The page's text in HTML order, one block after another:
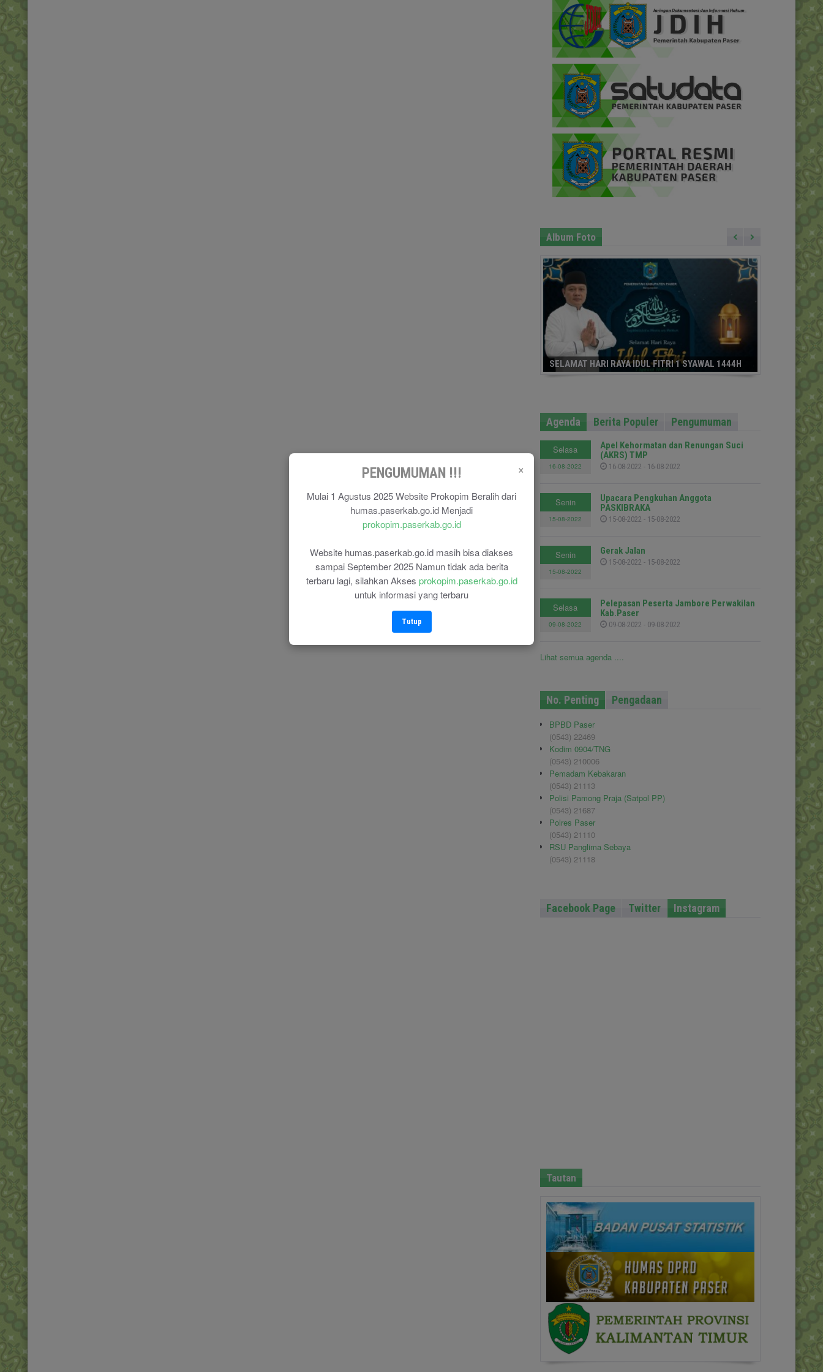
×
PENGUMUMAN !!!
Mulai 1 Agustus 2025 Website Prokopim Beralih dari
humas.paserkab.go.id Menjadi
prokopim.paserkab.go.id
Website humas.paserkab.go.id masih bisa diakses
sampai September 2025 Namun tidak ada berita
terbaru lagi, silahkan Akses prokopim.paserkab.go.id
untuk informasi yang terbaru
Tutup
Album Foto
SELAMAT HARI RAYA IDUL FITRI 1 SYAWAL 1444H
Agenda Berita Populer Pengumuman
Selasa
16-08-2022
Apel Kehormatan dan Renungan Suci
(AKRS) TMP
16-08-2022 - 16-08-2022
Senin
15-08-2022
Upacara Pengkuhan Anggota
PASKIBRAKA
15-08-2022 - 15-08-2022
Senin
15-08-2022
Gerak Jalan
15-08-2022 - 15-08-2022
Selasa
09-08-2022
Pelepasan Peserta Jambore Perwakilan
Kab.Paser
09-08-2022 - 09-08-2022
Lihat semua agenda ....
No. Penting Pengadaan
BPBD Paser
(0543) 22469
Kodim 0904/TNG
(0543) 210006
Pemadam Kebakaran
(0543) 21113
Polisi Pamong Praja (Satpol PP)
(0543) 21687
Polres Paser
(0543) 21110
RSU Panglima Sebaya
(0543) 21118
Facebook Page Twitter Instagram
Tautan